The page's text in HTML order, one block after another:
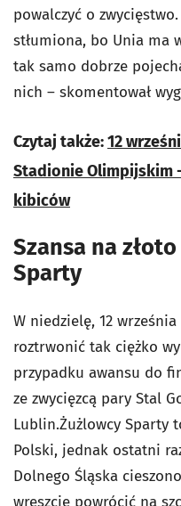
powalczyć o
stłumiona, bo Unia ma
tak samo dobrze
nich – skomentował
Czytaj także:12
Stadionie Olimpijskim
kibiców
Szansa na
Sparty
W niedzielę, 12
roztrwonić tak ciężko
przypadku awansu do
ze zwycięzcą pary Stal
Lublin.Żużlowcy Sparty
Polski, jednak ostatni
Dolnego Śląska